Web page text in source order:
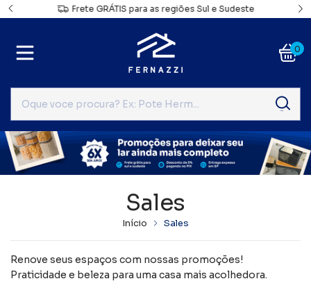
Frete GRÁTIS para as regiões Sul e Sudeste
0
Sales
Início Sales
Renove seus espaços com nossas promoções!
Praticidade e beleza para uma casa mais acolhedora.